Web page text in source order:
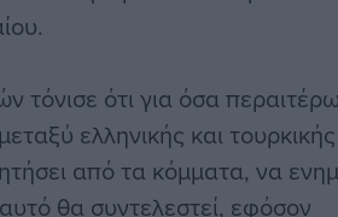
τόνισε ότι για όσα
ελληνικής και τουρκικής
από τα κόμματα, να
θα συντελεστεί, εφόσον